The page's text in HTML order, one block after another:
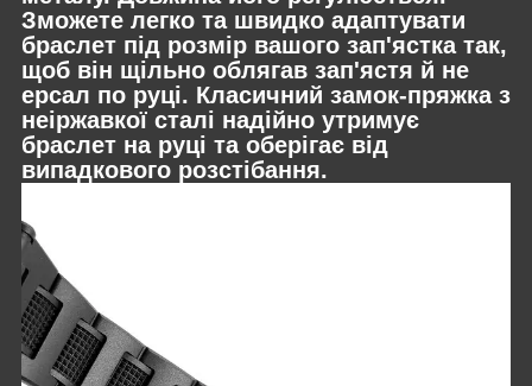
Зможете легко та швидко адаптувати
браслет під розмір вашого зап'ястка так,
щоб він щільно облягав зап'ястя й не
ерсал по руці. Класичний замок-пряжка з
неіржавкої сталі надійно утримує
браслет на руці та оберігає від
випадкового розстібання.